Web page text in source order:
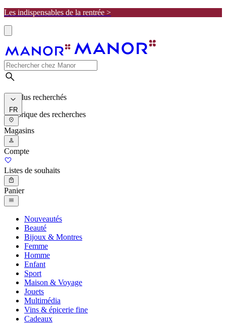
Les indispensables de la rentrée >
Les plus recherchés
Historique des recherches
FR
Magasins
Compte
Listes de souhaits
Panier
Nouveautés
Beauté
Bijoux & Montres
Femme
Homme
Enfant
Sport
Maison & Voyage
Jouets
Multimédia
Vins & épicerie fine
Cadeaux